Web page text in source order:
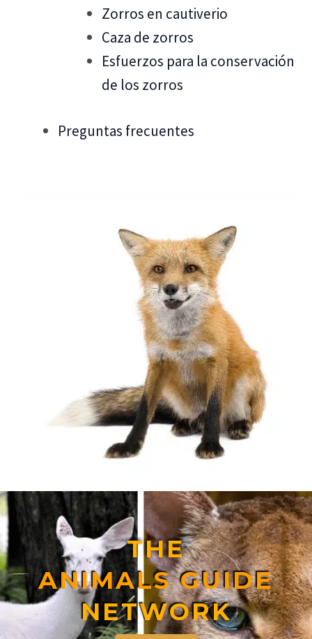
Zorros en cautiverio
Caza de zorros
Esfuerzos para la conservación
de los zorros
Preguntas frecuentes
THE
ANIMALS GUIDE
NETWORK